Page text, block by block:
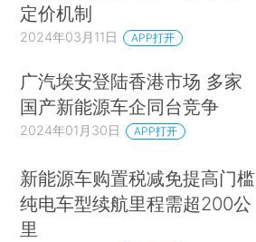
定价机制
2024年03月11日 APP打开
广汽埃安登陆香港市场 多家
国产新能源车企同台竞争
2024年01月30日 APP打开
新能源车购置税减免提高门槛
纯电车型续航里程需超200公
里